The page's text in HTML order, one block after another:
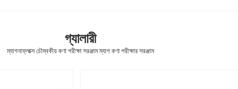
গ্যালারী
ম্যাগনাফ্লাক্স চৌম্বকীয় কণা পরীক্ষা সরঞ্জাম ম্যাগ কণা পরীক্ষার সরঞ্জাম